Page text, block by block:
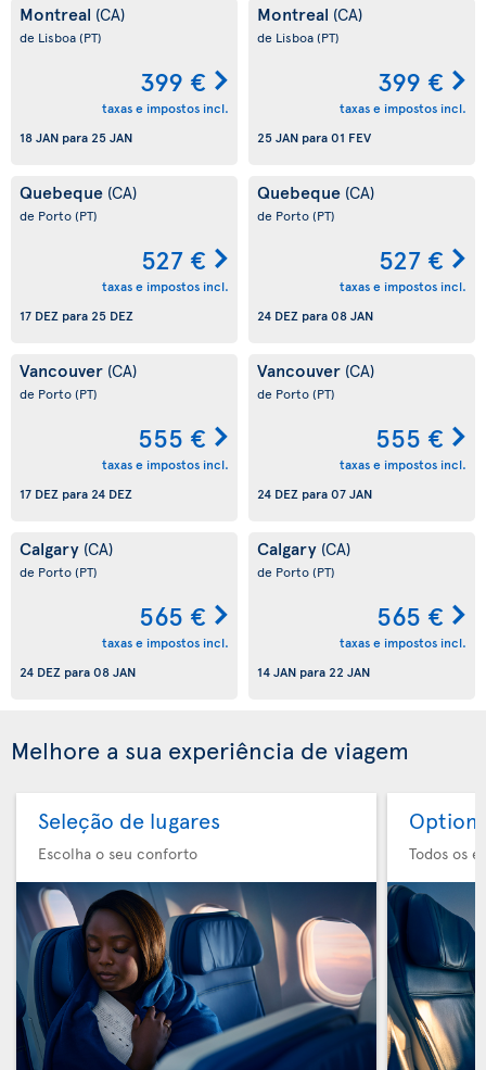
Montreal (CA)
de Lisboa(PT)
399 €
taxas e impostos incl.
18 JAN para25 JAN
Montreal (CA)
de Lisboa(PT)
399 €
taxas e impostos incl.
25 JAN para01 FEV
Quebeque (CA)
de Porto(PT)
527 €
taxas e impostos incl.
17 DEZ para25 DEZ
Quebeque (CA)
de Porto(PT)
527 €
taxas e impostos incl.
24 DEZ para08 JAN
Vancouver (CA)
de Porto(PT)
555 €
taxas e impostos incl.
17 DEZ para24 DEZ
Vancouver (CA)
de Porto(PT)
555 €
taxas e impostos incl.
24 DEZ para07 JAN
Calgary (CA)
de Porto(PT)
565 €
taxas e impostos incl.
24 DEZ para08 JAN
Calgary (CA)
de Porto(PT)
565 €
taxas e impostos incl.
14 JAN para22 JAN
Melhore a sua experiência de viagem
Seleção de lugares
Escolha o seu conforto
Option
Todos os